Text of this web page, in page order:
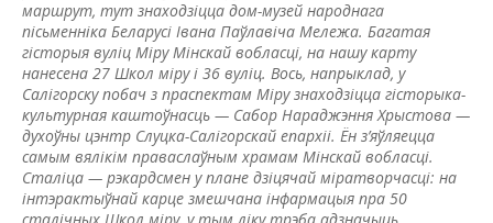
маршрут, тут знаходзіцца дом-музей народнага
пісьменніка Беларусі Івана Паўлавіча Мележа. Багатая
гісторыя вуліц Міру Мінскай вобласці, на нашу карту
нанесена 27 Школ міру і 36 вуліц. Вось, напрыклад, у
Салігорску побач з праспектам Міру знаходзіцца гісторыка-
культурная каштоўнасць — Сабор Нараджэння Хрыс­това —
духоўны цэнтр Слуцка-Салігорскай епархіі. Ён з’яўляецца
самым вялікім праваслаўным храмам Мінскай вобласці.
Сталіца — рэкардсмен у плане дзіцячай міратворчасці: на
інтэрактыўнай карце змешчана інфармацыя пра 50